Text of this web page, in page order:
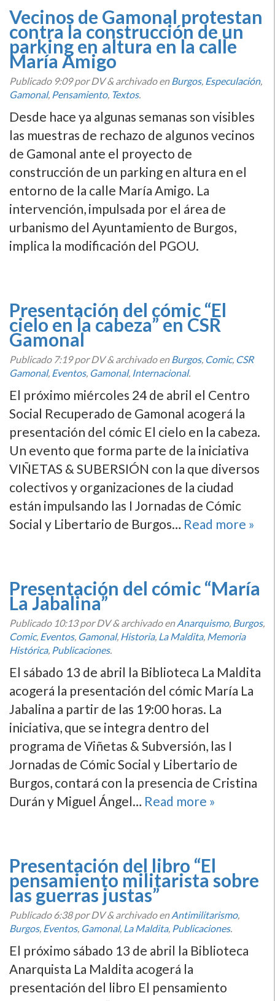
Vecinos de Gamonal protestan
contra la construcción de un
parking en altura en la calle
María Amigo
Publicado 9:09por DV&archivado enBurgos, Especulación,
Gamonal, Pensamiento, Textos.
Desde hace ya algunas semanas son visibles
las muestras de rechazo de algunos vecinos
de Gamonal ante el proyecto de
construcción de un parking en altura en el
entorno de la calle María Amigo. La
intervención, impulsada por el área de
urbanismo del Ayuntamiento de Burgos,
implica la modificación del PGOU.
Presentación del cómic “El
cielo en la cabeza” en CSR
Gamonal
Publicado 7:19por DV&archivado enBurgos, Comic, CSR
Gamonal, Eventos, Gamonal, Internacional.
El próximo miércoles 24 de abril el Centro
Social Recuperado de Gamonal acogerá la
presentación del cómic El cielo en la cabeza.
Un evento que forma parte de la iniciativa
VIÑETAS & SUBERSIÓN con la que diversos
colectivos y organizaciones de la ciudad
están impulsando las I Jornadas de Cómic
Social y Libertario de Burgos… Read more »
Presentación del cómic “María
La Jabalina”
Publicado 10:13por DV&archivado enAnarquismo, Burgos,
Comic, Eventos, Gamonal, Historia, La Maldita, Memoria
Histórica, Publicaciones.
El sábado 13 de abril la Biblioteca La Maldita
acogerá la presentación del cómic María La
Jabalina a partir de las 19:00 horas. La
iniciativa, que se integra dentro del
programa de Viñetas & Subversión, las I
Jornadas de Cómic Social y Libertario de
Burgos, contará con la presencia de Cristina
Durán y Miguel Ángel… Read more »
Presentación del libro “El
pensamiento militarista sobre
las guerras justas”
Publicado6:38por DV&archivado enAntimilitarismo,
Burgos, Eventos, Gamonal, La Maldita, Publicaciones.
El próximo sábado 13 de abril la Biblioteca
Anarquista La Maldita acogerá la
presentación del libro El pensamiento